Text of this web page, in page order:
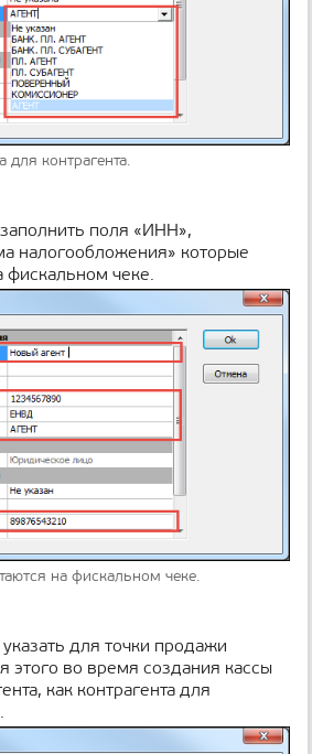
для контрагента.
поля «ИНН»,
налогообложения» которые
фискальном чеке.
на фискальном чеке.
для точки продажи
этого во время создания кассы
как контрагента для